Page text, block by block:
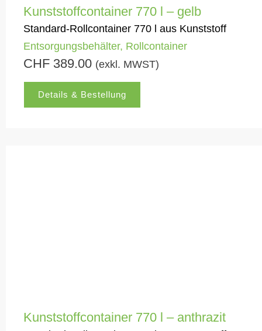
Kunststoffcontainer 770 l – gelb
Standard-Rollcontainer 770 l aus Kunststoff
Entsorgungsbehälter, Rollcontainer
CHF 389.00 (exkl. MWST)
Details & Bestellung
Kunststoffcontainer 770 l – anthrazit